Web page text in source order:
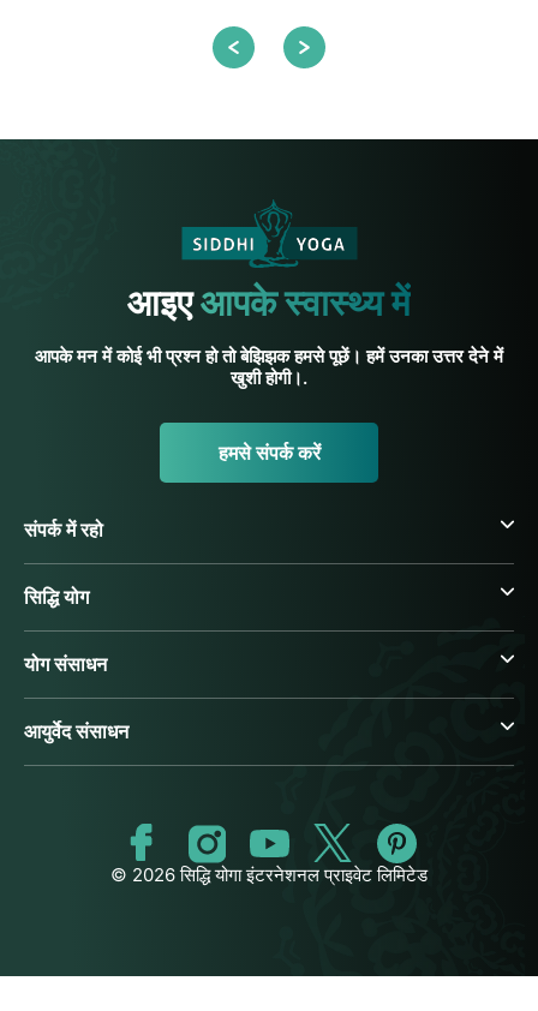
आइएआपके स्वास्थ्य में
आपके मन में कोई भी प्रश्न हो तो बेझिझक हमसे पूछें। हमें उनका उत्तर देने में
खुशी होगी।.
हमसे संपर्क करें
संपर्क में रहो
सिद्धि योग
योग संसाधन
आयुर्वेद संसाधन
© 2026 सिद्धि योगा इंटरनेशनल प्राइवेट लिमिटेड